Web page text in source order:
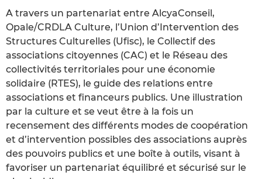
A travers un partenariat entre AlcyaConseil,
Opale/CRDLA Culture, l’Union d’Intervention des
Structures Culturelles (Ufisc), le Collectif des
associations citoyennes (CAC) et le Réseau des
collectivités territoriales pour une économie
solidaire (RTES), le guide des relations entre
associations et financeurs publics. Une illustration
par la culture et se veut être à la fois un
recensement des différents modes de coopération
et d’intervention possibles des associations auprès
des pouvoirs publics et une boîte à outils, visant à
favoriser un partenariat équilibré et sécurisé sur le